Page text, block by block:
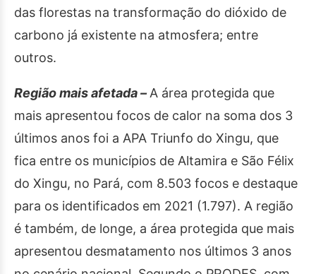
das florestas na transformação do dióxido de
carbono já existente na atmosfera; entre
outros.
Região mais afetada – A área protegida que
mais apresentou focos de calor na soma dos 3
últimos anos foi a APA Triunfo do Xingu, que
fica entre os municípios de Altamira e São Félix
do Xingu, no Pará, com 8.503 focos e destaque
para os identificados em 2021 (1.797). A região
é também, de longe, a área protegida que mais
apresentou desmatamento nos últimos 3 anos